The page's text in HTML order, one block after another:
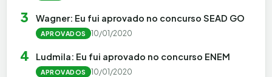
3 Wagner: Eu fui aprovado no concurso SEAD GO
APROVADOS 10/01/2020
4 Ludmila: Eu fui aprovado no concurso ENEM
APROVADOS 10/01/2020